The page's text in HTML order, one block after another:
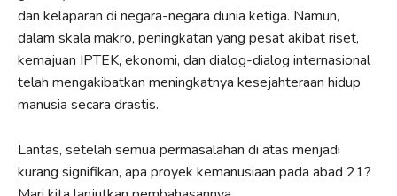
dan kelaparan di negara-negara dunia ketiga. Namun,
dalam skala makro, peningkatan yang pesat akibat riset,
kemajuan IPTEK, ekonomi, dan dialog-dialog internasional
telah mengakibatkan meningkatnya kesejahteraan hidup
manusia secara drastis.
Lantas, setelah semua permasalahan di atas menjadi
kurang signifikan, apa proyek kemanusiaan pada abad 21?